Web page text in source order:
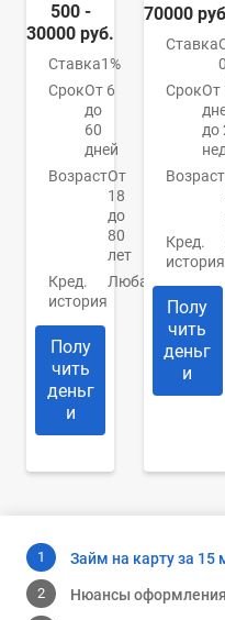
500 -
30000 руб.
Ставка1%
СрокОт 6
до
60
дней
ВозрастОт
18
до
80
лет
Кред.
история
Любая
Полу
чить
деньг
и
70000
Ставка
СрокОт
до
Возраст
Кред.
история
Полу
чить
деньг
и
Займ на карту за 15
Нюансы